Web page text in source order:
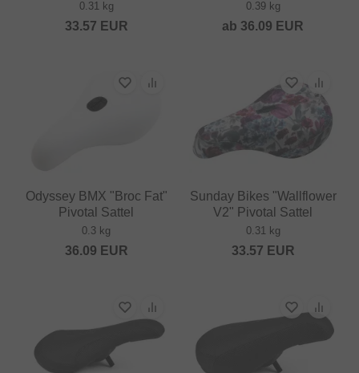
0.31 kg
33.57 EUR
0.39 kg
ab 36.09 EUR
Odyssey BMX "Broc Fat"
Pivotal Sattel
0.3 kg
36.09 EUR
Sunday Bikes "Wallflower
V2" Pivotal Sattel
0.31 kg
33.57 EUR